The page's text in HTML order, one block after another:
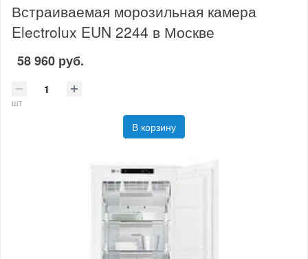
Встраиваемая морозильная камера
Electrolux EUN 2244 в Москве
58 960 руб.
шт
В корзину